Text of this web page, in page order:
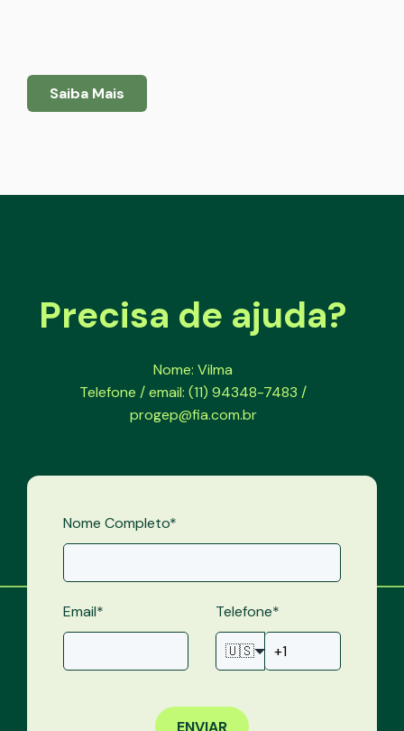
Saiba Mais
Precisa de ajuda?
Nome: Vilma
Telefone / email: (11) 94348-7483 /
progep@fia.com.br
Nome Completo*
Email* Telefone*
🇺🇸